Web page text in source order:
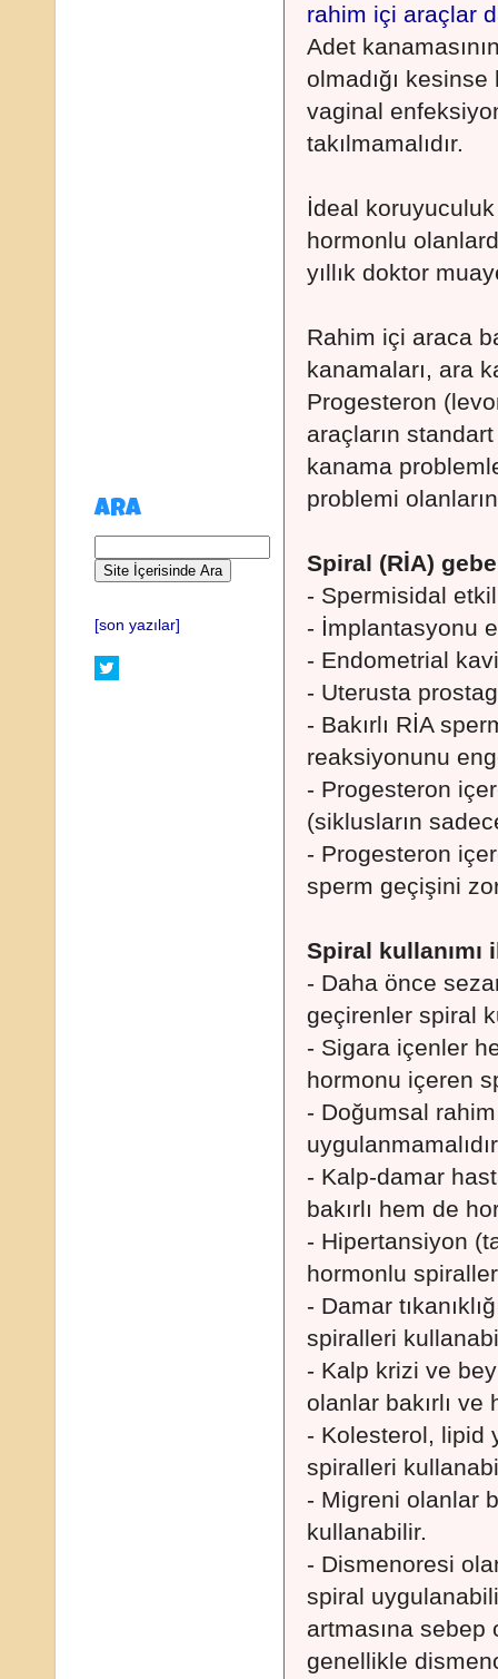
rahim içi araçlar
Adet
olmadığı
vaginal
takılmamalıdır.
İdeal koruyuculuk
hormonlu
yıllık doktor
Rahim içi araca
kanamaları, ara
Progesteron
araçların
kanama
problemi
Spiral (RİA)
- Spermisidal
- İmplantasyonu
- Endometrial
- Uterusta
- Bakırlı RİA
reaksiyonunu
- Progesteron
(siklusların
- Progesteron
sperm geçişini
Spiral
- Daha önce
geçirenler spiral
- Sigara içenler
hormonu içeren
- Doğumsal
- Kalp-damar
bakırlı hem de
- Hipertansiyon
hormonlu
- Damar
spiralleri
- Kalp krizi ve
olanlar bakırlı
- Kolesterol, lipid
spiralleri
- Migreni olanlar
kullanabilir.
- Dismenoresi
spiral
artmasına
genellikle
ARA
[son yazılar]